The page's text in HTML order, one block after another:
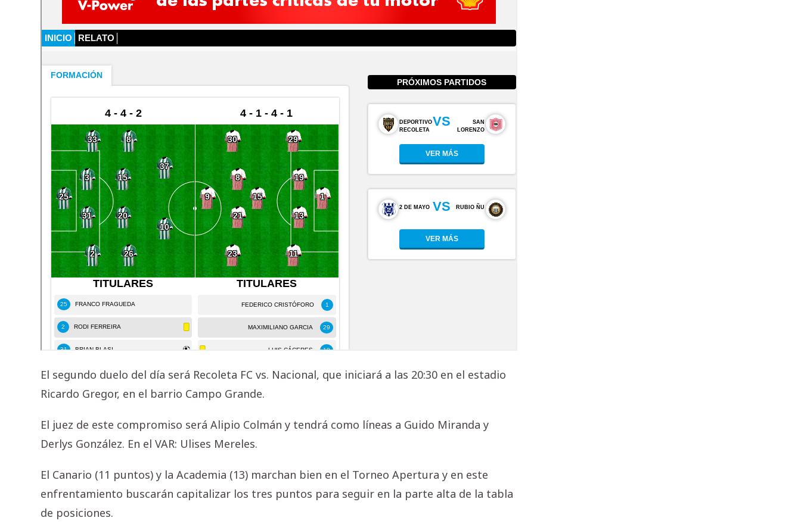
El segundo duelo del día será Recoleta FC vs. Nacional, que iniciará a las 20:30 en el estadio
Ricardo Gregor, en el barrio Campo Grande.
El juez de este compromiso será Alipio Colmán y tendrá como líneas a Guido Miranda y
Derlys González. En el VAR: Ulises Mereles.
El Canario (11 puntos) y la Academia (13) marchan bien en el Torneo Apertura y en este
enfrentamiento buscarán capitalizar los tres puntos para seguir en la parte alta de la tabla
de posiciones.